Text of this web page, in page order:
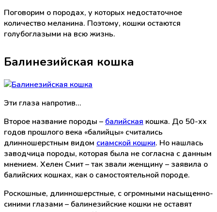
Поговорим о породах, у которых недостаточное
количество меланина. Поэтому, кошки остаются
голубоглазыми на всю жизнь.
Балинезийская кошка
Эти глаза напротив…
Второе название породы – балийская кошка. До 50-хх
годов прошлого века «балийцы» считались
длинношерстным видом сиамской кошки. Но нашлась
заводчица породы, которая была не согласна с данным
мнением. Хелен Смит – так звали женщину – заявила о
балийских кошках, как о самостоятельной породе.
Роскошные, длинношерстные, с огромными насыщенно-
синими глазами – балинезийские кошки не оставят